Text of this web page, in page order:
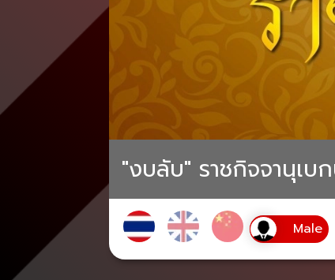
"งบลับ" ราชกิจจานุเบ